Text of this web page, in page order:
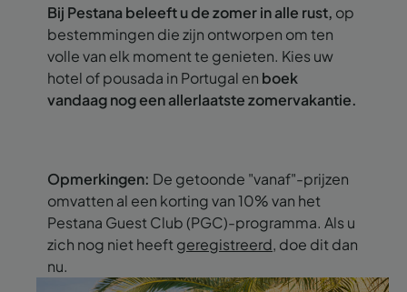
Bij Pestana beleeft u de zomer in alle rust, op
bestemmingen die zijn ontworpen om ten
volle van elk moment te genieten. Kies uw
hotel of pousada in Portugal en boek
vandaag nog een allerlaatste zomervakantie.
Opmerkingen: De getoonde "vanaf"-prijzen
omvatten al een korting van 10% van het
Pestana Guest Club (PGC)-programma. Als u
zich nog niet heeftgeregistreerd, doe dit dan
nu.